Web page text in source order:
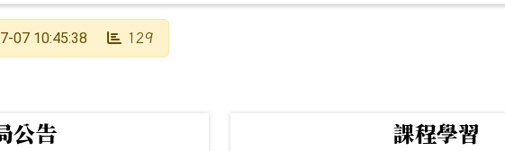
07 10:45:38 129
公告 課程學習